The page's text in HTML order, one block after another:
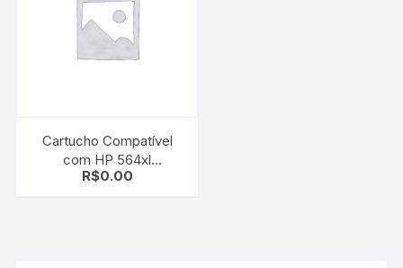
Cartucho Compatível
com HP 564xl
CB320WL | CB325WN
R$0.00